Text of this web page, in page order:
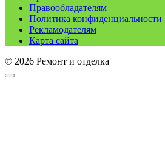
Правообладателям
Политика конфиденциальности
Рекламодателям
Карта сайта
© 2026 Ремонт и отделка